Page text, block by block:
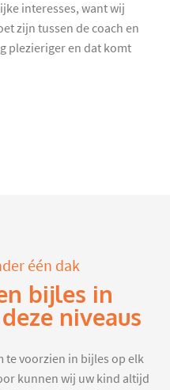
interesses, want wij
zijn tussen de coach en
plezieriger en dat komt
één dak
bijles in
niveaus
te voorzien in bijles op elk
kunnen wij uw kind altijd